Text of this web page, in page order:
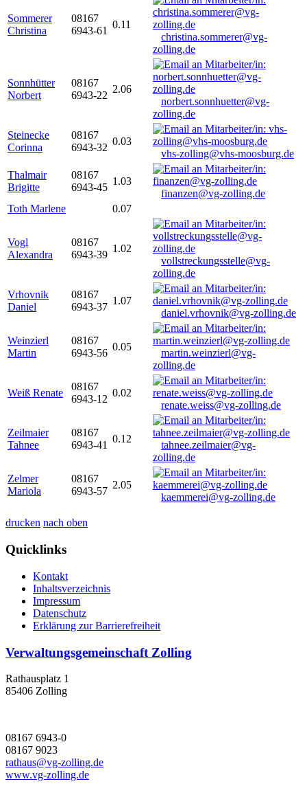
Sommerer
Christina
08167
6943-61
0.11
christina.sommerer@vg-
zolling.de
Sonnhütter
Norbert
08167
6943-22
2.06
norbert.sonnhuetter@vg-
zolling.de
Steinecke
Corinna
08167
6943-32
0.03
vhs-zolling@vhs-moosburg.de
Thalmair
Brigitte
08167
6943-45
1.03
finanzen@vg-zolling.de
Toth Marlene
0.07
Vogl
Alexandra
08167
6943-39
1.02
vollstreckungsstelle@vg-
zolling.de
Vrhovnik
Daniel
08167
6943-37
1.07
daniel.vrhovnik@vg-zolling.de
Weinzierl
Martin
08167
6943-56
0.05
martin.weinzierl@vg-
zolling.de
Weiß Renate
08167
6943-12
0.02
renate.weiss@vg-zolling.de
Zeilmaier
Tahnee
08167
6943-41
0.12
tahnee.zeilmaier@vg-
zolling.de
Zelmer
Mariola
08167
6943-57
2.05
kaemmerei@vg-zolling.de
drucken nach oben
Quicklinks
Kontakt
Inhaltsverzeichnis
Impressum
Datenschutz
Erklärung zur Barrierefreiheit
Verwaltungsgemeinschaft Zolling
Rathausplatz 1
85406 Zolling
08167 6943-0
08167 9023
rathaus@vg-zolling.de
www.vg-zolling.de